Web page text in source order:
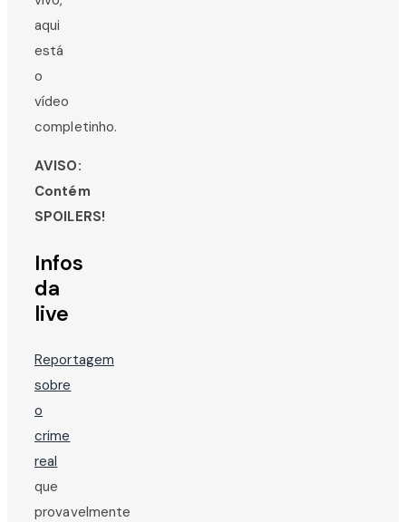
aqui
está
o
vídeo
completinho.
AVISO:
Contém
SPOILERS!
Infos
da
live
Reportagem
sobre
o
crime
real
que
provavelmente